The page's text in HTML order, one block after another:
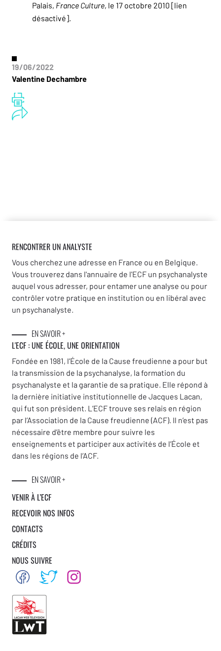
19/06/2022
Valentine Dechambre
Palais, France Culture, le 17 octobre 2010 [lien
désactivé].
RENCONTRER UN ANALYSTE
Vous cherchez une adresse en France ou en Belgique.
Vous trouverez dans l'annuaire de l'ECF un psychanalyste
auquel vous adresser, pour entamer une analyse ou pour
contrôler votre pratique en institution ou en libéral avec
un psychanalyste.
EN SAVOIR +
L'ECF : UNE ÉCOLE, UNE ORIENTATION
Fondée en 1981, l’École de la Cause freudienne a pour but
la transmission de la psychanalyse, la formation du
psychanalyste et la garantie de sa pratique. Elle répond à
la dernière initiative institutionnelle de Jacques Lacan,
qui fut son président. L’ECF trouve ses relais en région
par l’Association de la Cause freudienne (ACF). Il n’est pas
nécessaire d’être membre pour suivre les
enseignements et participer aux activités de l’École et
dans les régions de l’ACF.
EN SAVOIR +
VENIR À L’ECF
RECEVOIR NOS INFOS
CONTACTS
CRÉDITS
NOUS SUIVRE